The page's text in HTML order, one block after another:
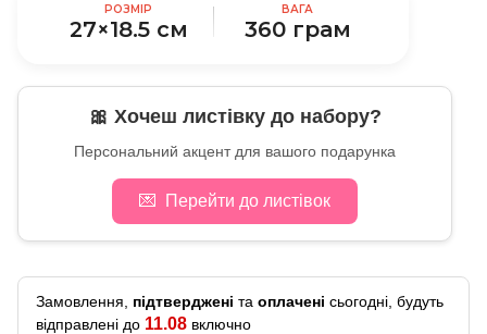
РОЗМІР
27×18.5 см
ВАГА
360 грам
🎀 Хочеш листівку до набору?
Персональний акцент для вашого подарунка
💌 Перейти до листівок
Замовлення, підтверджені та оплачені сьогодні, будуть
відправлені до 11.08 включно